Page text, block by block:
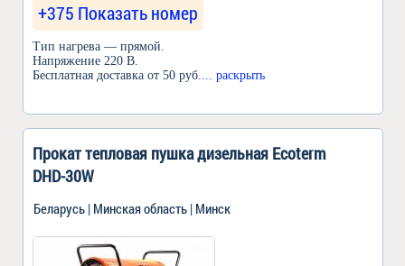
+375 Показать номер
Тип нагрева — прямой.
Напряжение 220 В.
Бесплатная доставка от 50 руб.... раскрыть
Прокат тепловая пушка дизельная Ecoterm
DHD-30W
Беларусь | Минская область | Минск